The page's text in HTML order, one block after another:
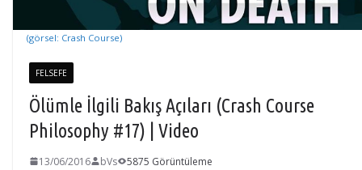
(görsel: Crash Course)
FELSEFE
Ölümle İlgili Bakış Açıları (Crash Course
Philosophy #17) | Video
13/06/2016 bVs
5875 Görüntüleme